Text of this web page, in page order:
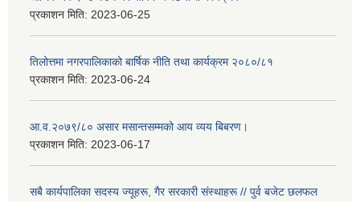
प्रकाशन मिति: 2023-06-25
तिलोत्तमा नगरपालिकाको बार्षिक नीति तथा कार्यक्रम २०८०/८१
प्रकाशन मिति: 2023-06-24
आ.व.२०७९/८० असार मसान्तसम्मको आय व्यय बिबरण।
प्रकाशन मिति: 2023-06-17
सबै कार्यपालिका सदस्य ज्यूहरू, गैर सरकारी संस्थाहरू // पुर्व बजेट छलफल